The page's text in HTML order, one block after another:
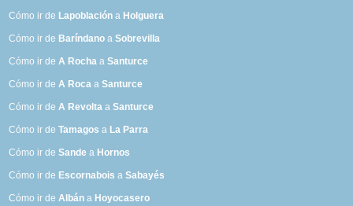
Cómo ir de Lapoblación a Holguera
Cómo ir de Baríndano aSobrevilla
Cómo ir deA Rocha aSanturce
Cómo ir deA Roca aSanturce
Cómo ir deA Revolta aSanturce
Cómo ir deTamagos a La Parra
Cómo ir deSande a Hornos
Cómo ir de Escornabois aSabayés
Cómo ir deAlbán a Hoyocasero